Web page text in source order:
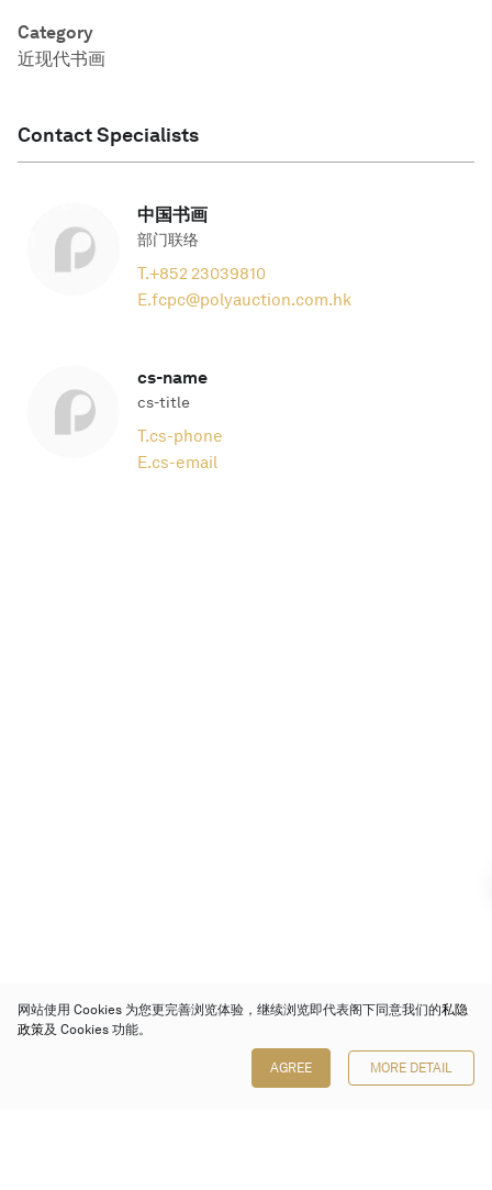
Category
近现代书画
Contact Specialists
中国书画
部门联络
T.+852 23039810
E.fcpc@polyauction.com.hk
cs-name
cs-title
T.cs-phone
E.cs-email
网站使用 Cookies 为您更完善浏览体验，继续浏览即代表阁下同意我们的私隐
政策及 Cookies 功能。
AGREE MORE DETAIL